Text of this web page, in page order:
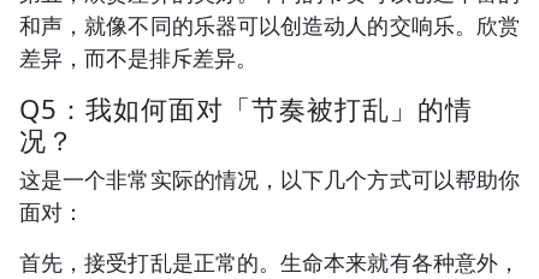
和声，就像不同的乐器可以创造动人的交响乐。欣赏
差异，而不是排斥差异。
Q5：我如何面对「节奏被打乱」的情
况？
这是一个非常实际的情况，以下几个方式可以帮助你
面对：
首先，接受打乱是正常的。生命本来就有各种意外，